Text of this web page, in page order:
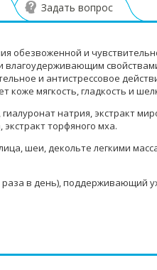
Задать вопрос
обезвоженной и
и антистрессовое
мягкость, гладкость и
натрия, экстракт
торфяного мха.
шеи, декольте легкими
в день), поддерживающий